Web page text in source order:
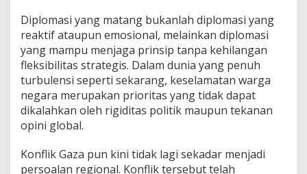
Diplomasi yang matang bukanlah diplomasi yang
reaktif ataupun emosional, melainkan diplomasi
yang mampu menjaga prinsip tanpa kehilangan
fleksibilitas strategis. Dalam dunia yang penuh
turbulensi seperti sekarang, keselamatan warga
negara merupakan prioritas yang tidak dapat
dikalahkan oleh rigiditas politik maupun tekanan
opini global.
Konflik Gaza pun kini tidak lagi sekadar menjadi
persoalan regional. Konflik tersebut telah